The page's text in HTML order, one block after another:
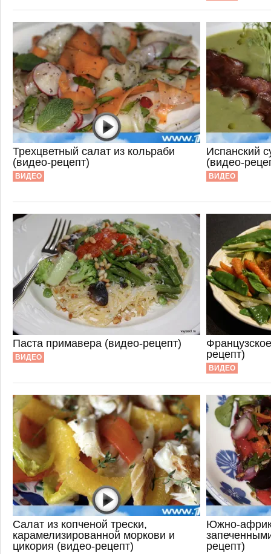
Трехцветный салат из кольраби
(видео-рецепт)
ВИДЕО
Испанский
(видео-
ВИДЕО
Паста примавера (видео-рецепт)
ВИДЕО
рецепт)
ВИДЕО
Салат из копченой трески,
карамелизированной моркови и
цикория (видео-рецепт)
Южно-
рецепт)